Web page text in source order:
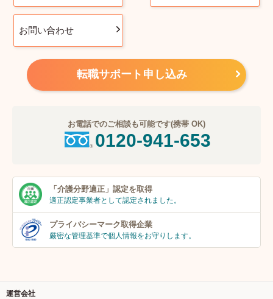
お問い合わせ
転職サポート申し込み
お電話でのご相談も可能です(携帯 OK)
0120-941-653
「介護分野適正」 認定を取得
適正認定事業者として認定されました。
プライバシーマーク取得企業
厳密な管理基準で個人情報をお守りします。
運営会社